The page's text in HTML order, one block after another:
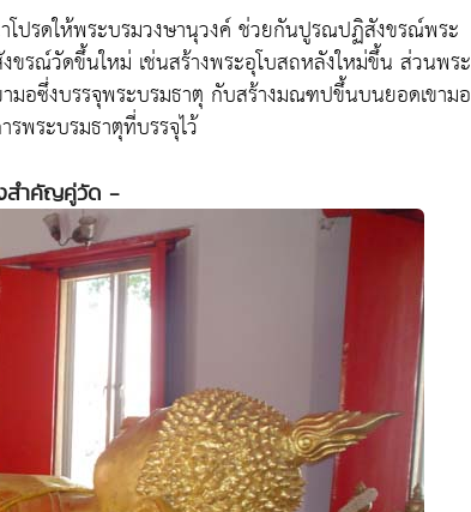
โปรดให้พระบรมวงษานุวงค์ ช่วยกันปูรณปฏิสังขรณ์พระ
ขรณ์วัดขึ้นใหม่ เช่นสร้างพระอุโบสถหลังใหม่ขึ้น ส่วนพระ
มอซึ่งบรรจุพระบรมธาตุ กับสร้างมณฑปขึ้นบนยอดเขามอ
พระบรมธาตุที่บรรจุไว้
ำคัญคู่วัด -